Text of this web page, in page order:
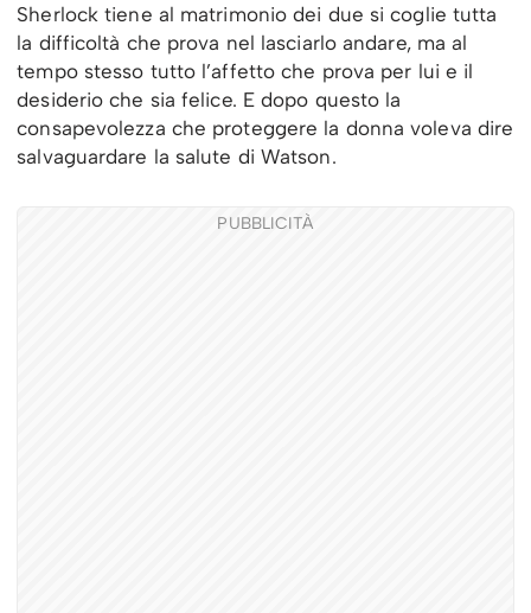
Sherlock tiene al matrimonio dei due si coglie tutta
la difficoltà che prova nel lasciarlo andare, ma al
tempo stesso tutto l’affetto che prova per lui e il
desiderio che sia felice. E dopo questo la
consapevolezza che proteggere la donna voleva dire
salvaguardare la salute di Watson.
PUBBLICITÀ